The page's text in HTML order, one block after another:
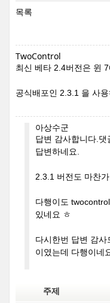
목록
TwoControl
최신 베타 2.4버전은 윈
공식배포인 2.3.1 을 사용
아상수군
답변 감사합니다.
답변하네요.
2.3.1 버전도 마찬
다행이도
있네요 ㅎ
다시한번 답변 감
이였는데 다행이네
주제